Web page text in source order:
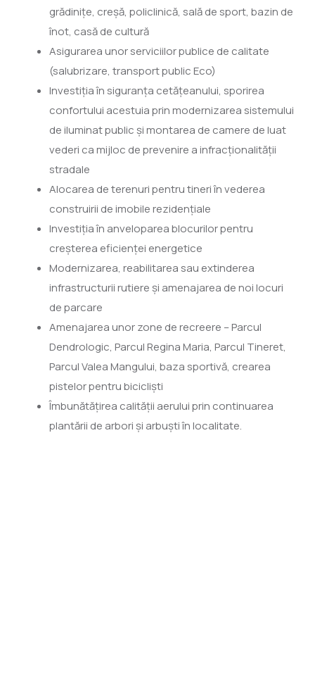
grădinițe, creșă, policlinică, sală de sport, bazin de
înot, casă de cultură
Asigurarea unor serviciilor publice de calitate
(salubrizare, transport public Eco)
Investiția în siguranța cetățeanului, sporirea
confortului acestuia prin modernizarea sistemului
de iluminat public și montarea de camere de luat
vederi ca mijloc de prevenire a infracționalității
stradale
Alocarea de terenuri pentru tineri în vederea
construirii de imobile rezidențiale
Investiția în anveloparea blocurilor pentru
creșterea eficienței energetice
Modernizarea, reabilitarea sau extinderea
infrastructurii rutiere și amenajarea de noi locuri
de parcare
Amenajarea unor zone de recreere – Parcul
Dendrologic, Parcul Regina Maria, Parcul Tineret,
Parcul Valea Mangului, baza sportivă, crearea
pistelor pentru bicicliști
Îmbunătățirea calității aerului prin continuarea
plantării de arbori și arbuști în localitate.